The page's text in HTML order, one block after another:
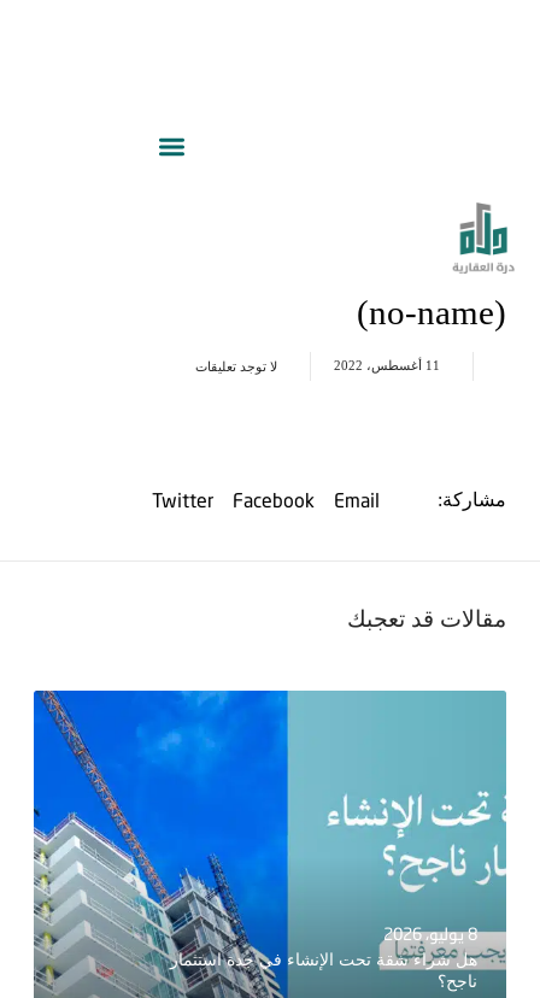
(no-name)
11 أغسطس، 2022 لا توجد تعليقات
مشاركة: Email
Facebook
Twitter
مقالات قد تعجبك
8 يوليو، 2026
هل شراء شقة تحت الإنشاء في جدة استثمار
ناجح؟